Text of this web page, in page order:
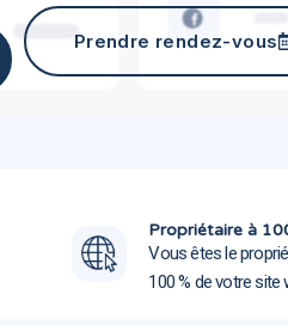
Prendre rendez-vous
Propriétaire à
Vous êtes le
100 % de votre site